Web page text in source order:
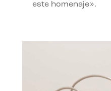
este homenaje».